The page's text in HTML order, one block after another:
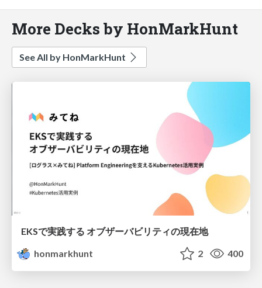
More Decks by HonMarkHunt
See All by HonMarkHunt
EKSで実践する オブザーバビリティの現在地
honmarkhunt
2 400